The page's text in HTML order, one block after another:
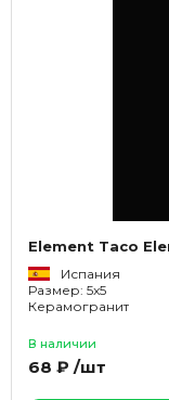
Element Taco
Испания
Размер: 5x5
Керамогранит
В наличии
68 ₽ /шт